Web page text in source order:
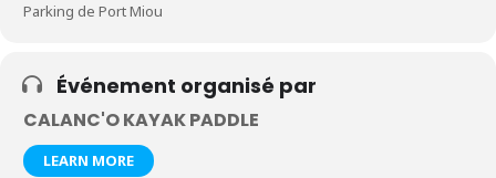
Parking de Port Miou
Événement organisé par
CALANC'O KAYAK PADDLE
LEARN MORE